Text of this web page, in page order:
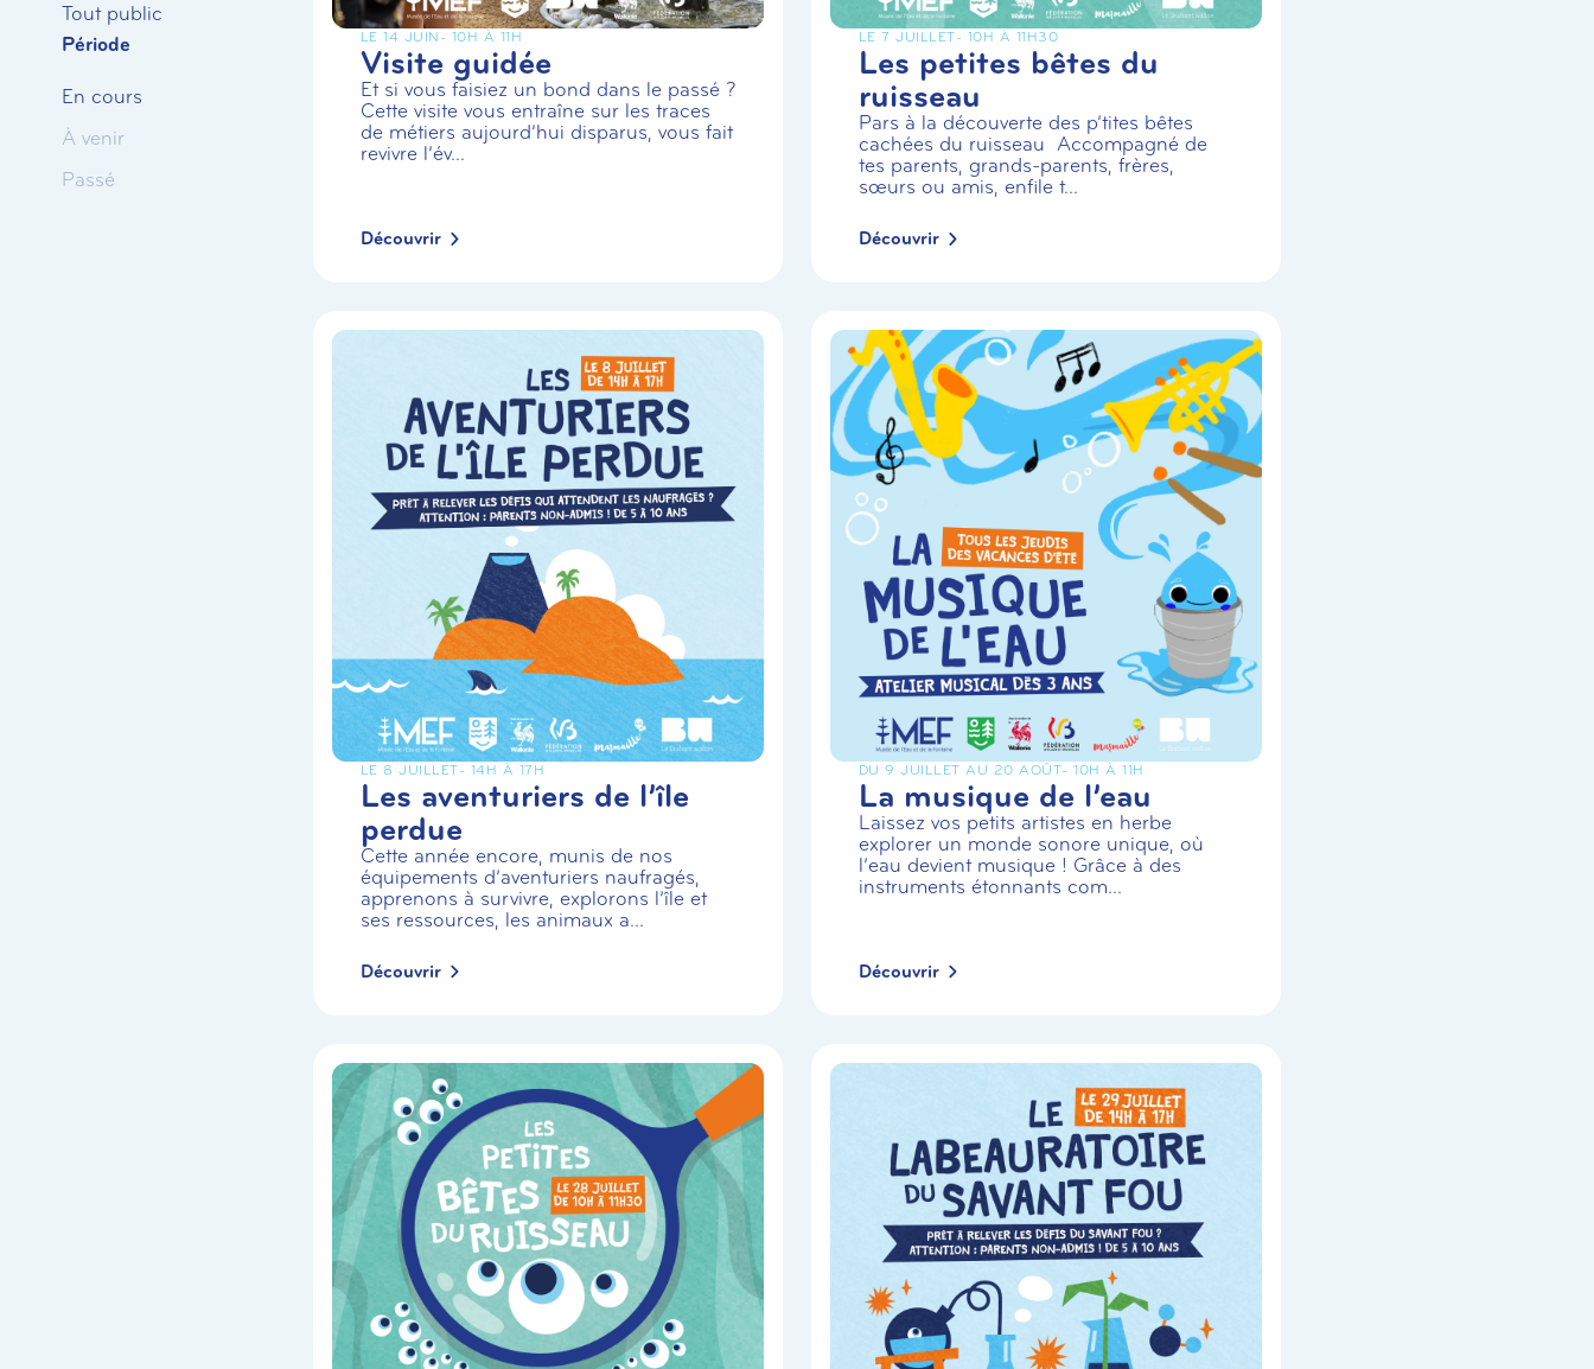
Tout public
Période
En cours
À venir
Passé
LE 14 JUIN - 10H À 11H
Visite guidée
Et si vous faisiez un bond dans le passé ?
Cette visite vous entraîne sur les traces
de métiers aujourd’hui disparus, vous fait
revivre l’év...
Découvrir
LE 7 JUILLET- 10H À 11H30
Les petites bêtes du
ruisseau
Pars à la découverte des p’tites bêtes
cachées du ruisseau Accompagné de
tes parents, grands-parents, frères,
sœurs ou amis, enfile t...
Découvrir
LE 8 JUILLET- 14H À 17H
Les aventuriers de l’île
perdue
Cette année encore, munis de nos
équipements d’aventuriers naufragés,
apprenons à survivre, explorons l’île et
ses ressources, les animaux a...
Découvrir
DU 9 JUILLET AU 20 AOÛT- 10H À 11H
La musique de l’eau
Laissez vos petits artistes en herbe
explorer un monde sonore unique, où
l’eau devient musique ! Grâce à des
instruments étonnants com...
Découvrir